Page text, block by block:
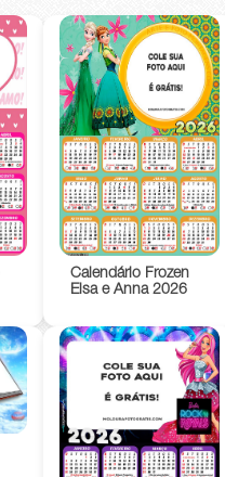
Calendário Frozen
Elsa e Anna 2026